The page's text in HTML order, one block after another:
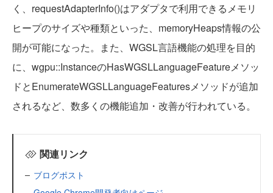
く、requestAdapterInfo()はアダプタで利用できるメモリ
ヒープのサイズや種類といった、memoryHeaps情報の公
開が可能になった。また、WGSL言語機能の処理を目的
に、wgpu::InstanceのHasWGSLLanguageFeatureメソッ
ドとEnumerateWGSLLanguageFeaturesメソッドが追加
されるなど、数多くの機能追加・改善が行われている。
関連リンク
ブログポスト